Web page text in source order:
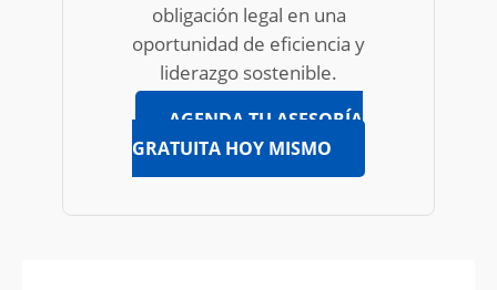
obligación legal en una
oportunidad de eficiencia y
liderazgo sostenible.
AGENDA TU ASESORÍA
GRATUITA HOY MISMO